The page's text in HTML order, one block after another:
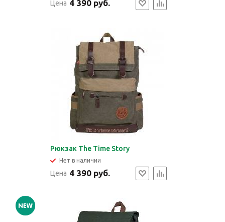
Цена 4 390 руб.
Рюкзак The Time Story
Нет в наличии
Цена 4 390 руб.